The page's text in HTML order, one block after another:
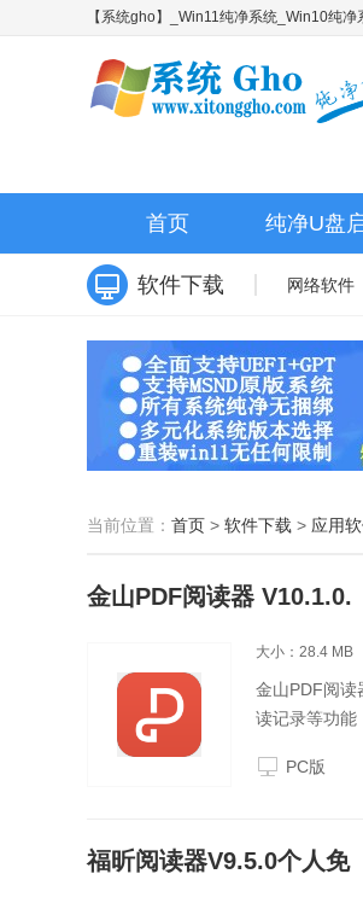
【系统gho】_Win11纯净系统_Win10纯
首页 纯净U盘
软件下载 网络软件
当前位置： 首页 > 软件下载 > 应用
金山PDF阅读器 V10.1.0.
大小：28.4 MB
金山PDF阅读
读记录等功能
PC版
福昕阅读器V9.5.0个人免